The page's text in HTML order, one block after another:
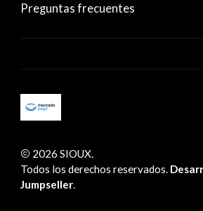
Preguntas frecuentes
2026 SIOUX.
Todos los derechos reservados.
Jumpseller.